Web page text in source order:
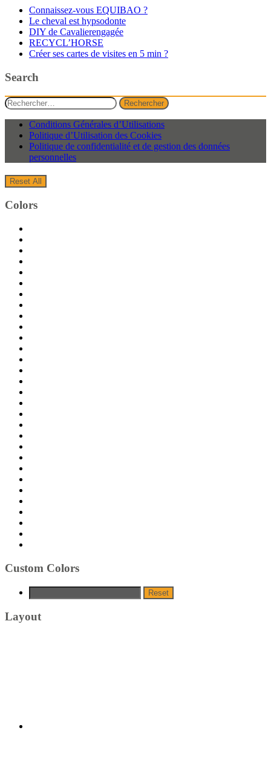
Connaissez-vous EQUIBAO ?
Le cheval est hypsodonte
DIY de Cavalierengagée
RECYCL’HORSE
Créer ses cartes de visites en 5 min ?
Search
Rechercher :
Conditions Générales d’Utilisations
Politique d’Utilisation des Cookies
Politique de confidentialité et de gestion des données
personnelles
Reset All
Colors
Custom Colors
Reset
Layout